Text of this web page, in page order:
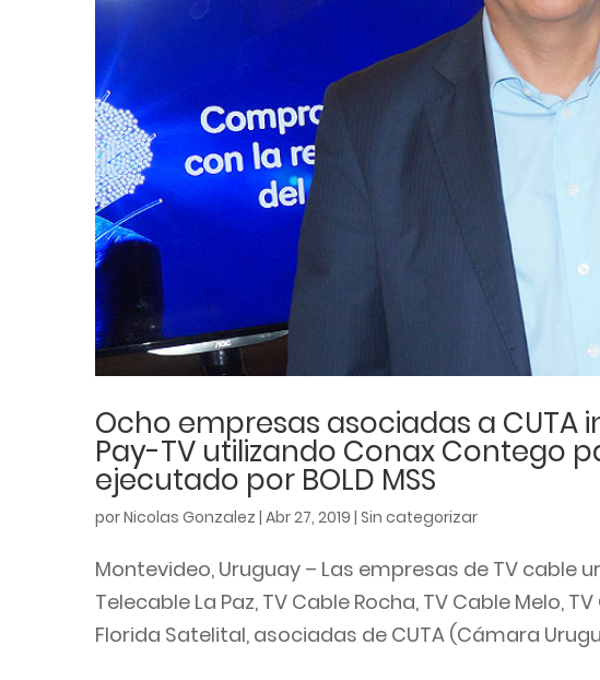
Ocho empresas asociadas a CUTA
Pay-TV utilizando Conax Contego
ejecutado por BOLD MSS
porNicolas Gonzalez | Abr 27, 2019 | Sin categorizar
Montevideo, Uruguay – Las empresas de TV cable
Telecable La Paz, TV Cable Rocha, TV Cable Melo,
Florida Satelital, asociadas de CUTA (Cámara